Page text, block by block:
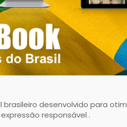
desenvolvido para
responsável .